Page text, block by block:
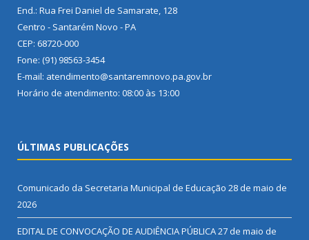
End.: Rua Frei Daniel de Samarate, 128
Centro - Santarém Novo - PA
CEP: 68720-000
Fone: (91) 98563-3454
E-mail: atendimento@santaremnovo.pa.gov.br
Horário de atendimento: 08:00 às 13:00
ÚLTIMAS PUBLICAÇÕES
Comunicado da Secretaria Municipal de Educação 28 de maio de
2026
EDITAL DE CONVOCAÇÃO DE AUDIÊNCIA PÚBLICA27 de maio de